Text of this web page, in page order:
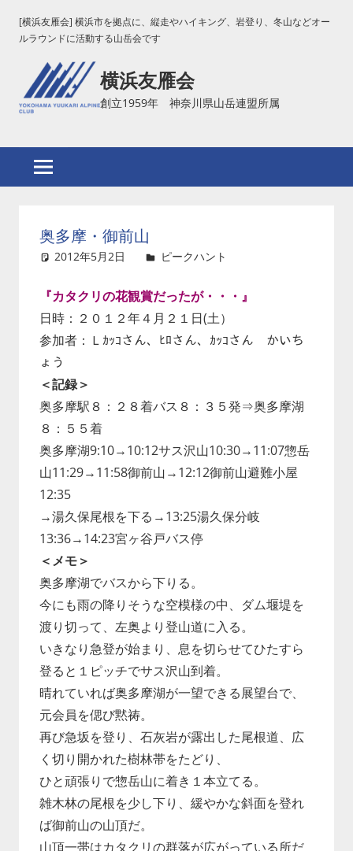
ス
[横浜友雁会] 横浜市を拠点に、縦走やハイキング、岩登り、冬山などオー
ルラウンドに活動する山岳会です
横浜友雁会
創立1959年 神奈川県山岳連盟所属
奥多摩・御前山
2012年5月2日 ピークハント
『カタクリの花観賞だったが・・・』
日時：２０１２年４月２１日(土）
参加者：Ｌｶｯｺさん、ﾋﾛさん、ｶｯｺさん かいち
ょう
＜記録＞
奥多摩駅８：２８着バス８：３５発⇒奥多摩湖
８：５５着
奥多摩湖9:10→10:12サス沢山10:30→11:07惣岳
山11:29→11:58御前山→12:12御前山避難小屋
12:35
→湯久保尾根を下る→13:25湯久保分岐
13:36→14:23宮ヶ谷戸バス停
＜メモ＞
奥多摩湖でバスから下りる。
今にも雨の降りそうな空模様の中、ダム堰堤を
渡り切って、左奥より登山道に入る。
いきなり急登が始まり、息を切らせてひたすら
登ると１ピッチでサス沢山到着。
晴れていれば奥多摩湖が一望できる展望台で、
元会員を偲び黙祷。
再び急坂を登り、石灰岩が露出した尾根道、広
く切り開かれた樹林帯をたどり、
ひと頑張りで惣岳山に着き１本立てる。
雑木林の尾根を少し下り、緩やかな斜面を登れ
ば御前山の山頂だ。
山頂一帯はカタクリの群落が広がっている所だ